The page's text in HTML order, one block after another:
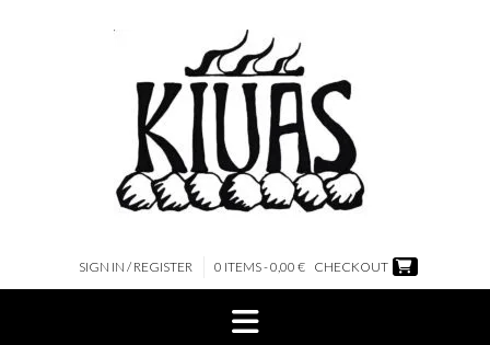
SIGN IN / REGISTER 0 ITEMS - 0,00 € CHECKOUT